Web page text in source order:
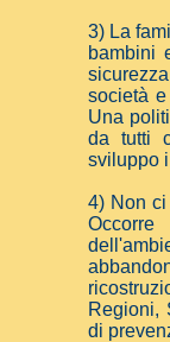
3) La
bambini
società
Una
da tutti
sviluppo
4) Non ci
Regioni,
di